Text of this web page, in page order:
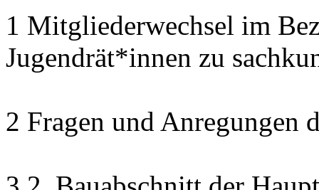
1 Mitgliederwechsel im
Jugendrät*innen zu
2 Fragen und Anregungen